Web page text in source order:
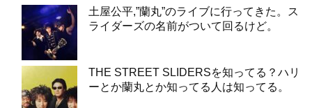
土屋公平,”蘭丸”のライブに行ってきた。ス
ライダーズの名前がついて回るけど。
THE STREET SLIDERSを知ってる？ハリ
ーとか蘭丸とか知ってる人は知ってる。